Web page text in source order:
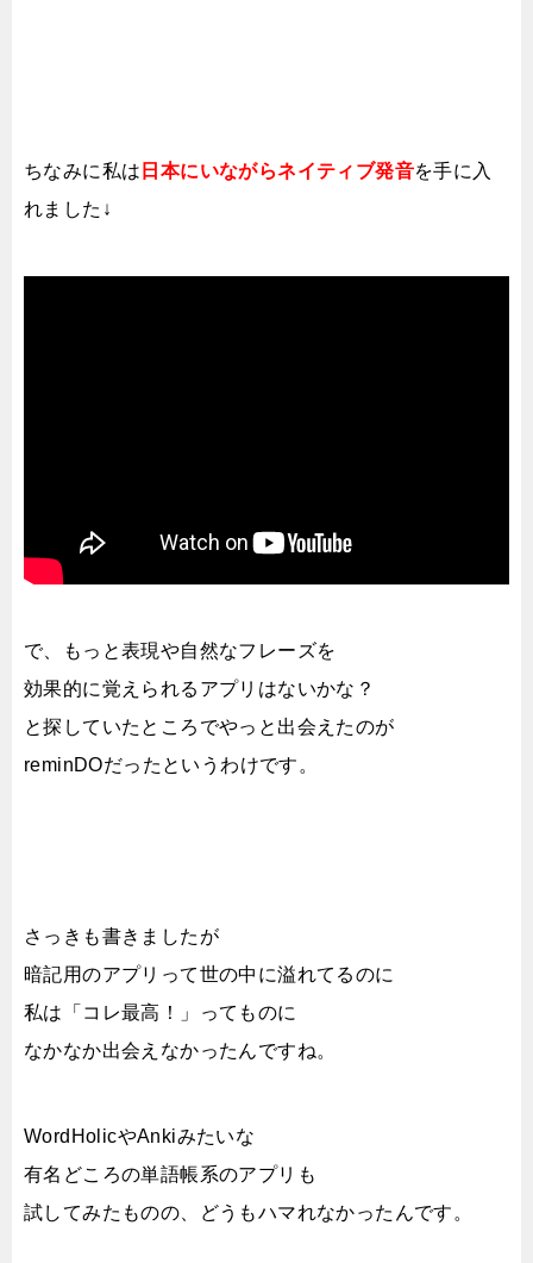
ちなみに私は 日本にいながらネイティブ発音を手に入
れました↓
で、もっと表現や自然なフレーズを
効果的に覚えられるアプリはないかな？
と探していたところでやっと出会えたのが
reminDOだったというわけです。
さっきも書きましたが
暗記用のアプリって世の中に溢れてるのに
私は「コレ最高！」ってものに
なかなか出会えなかったんですね。
WordHolicやAnkiみたいな
有名どころの単語帳系のアプリも
試してみたものの、どうもハマれなかったんです。